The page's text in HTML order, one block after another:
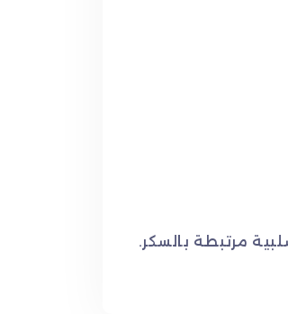
مرتبطة بالسكر.